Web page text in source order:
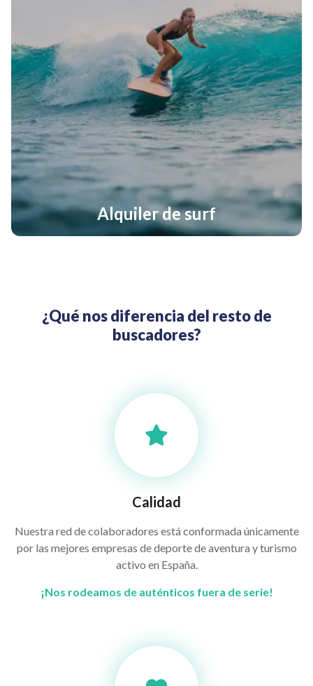
Alquiler de surf
¿Qué nos diferencia del resto de
buscadores?
Calidad
Nuestra red de colaboradores está conformada únicamente
por las mejores empresas de deporte de aventura y turismo
activo en España.
¡Nos rodeamos de auténticos fuera de serie!